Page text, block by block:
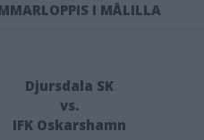
I MÅLILLA
Djursdala SK
vs.
IFK Oskarshamn